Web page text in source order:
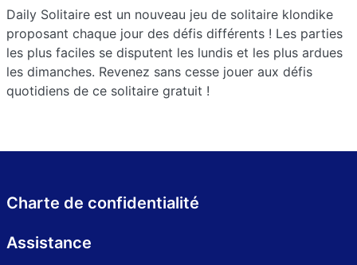
Daily Solitaire est un nouveau jeu de solitaire klondike
proposant chaque jour des défis différents ! Les parties
les plus faciles se disputent les lundis et les plus ardues
les dimanches. Revenez sans cesse jouer aux défis
quotidiens de ce solitaire gratuit !
Charte de confidentialité
Assistance